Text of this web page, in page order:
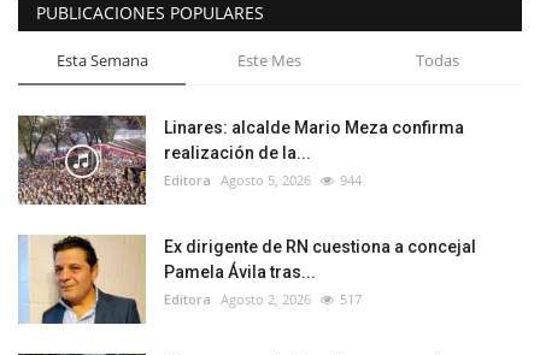
PUBLICACIONES POPULARES
Esta Semana Este Mes Todas
Linares: alcalde Mario Meza confirma
realización de la...
Editora Agosto 5, 2026 944
Ex dirigente de RN cuestiona a concejal
Pamela Ávila tras...
Editora Agosto 2, 2026 517